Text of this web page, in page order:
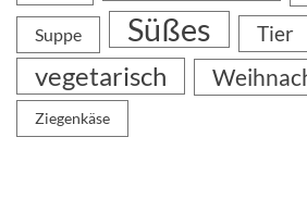
Suppe Süßes Tier
vegetarisch
Ziegenkäse